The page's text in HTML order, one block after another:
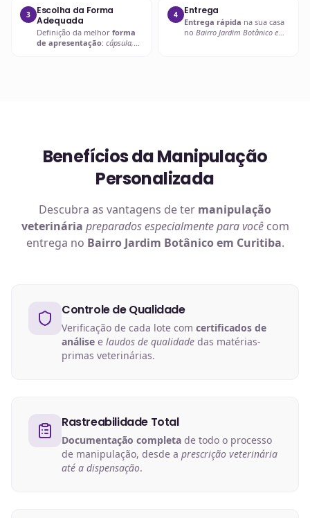
compatibilidade
3
Escolha da Forma
Adequada
Definição da melhor forma
de apresentação: cápsula,
4 Entrega
Entrega rápida na sua casa
no Bairro Jardim Botânico em
Benefícios da Manipulação
Personalizada
Descubra as vantagens de ter manipulação
veterinária preparados especialmente para vocêcom
entrega no Bairro Jardim Botânico em Curitiba.
Controle de Qualidade
Verificação de cada lote com certificados de
análise e laudos de qualidade das matérias-
primas veterinárias.
Rastreabilidade Total
Documentação completa de todo o processo
de manipulação, desde a prescrição veterinária
até a dispensação.